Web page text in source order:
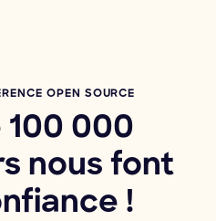
OPEN SOURCE
100 000
nous font
!